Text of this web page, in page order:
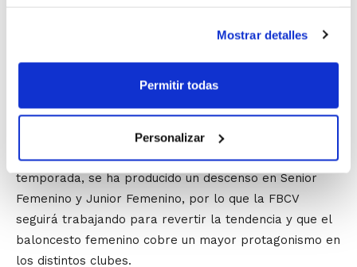
Mostrar detalles
Permitir todas
Personalizar
, poniendo a disposición de los
entidades.
A pesar del alto número de equipos inscritos para esta
temporada, se ha producido un descenso en Senior
Femenino y Junior Femenino, por lo que la FBCV
seguirá trabajando para revertir la tendencia y que el
baloncesto femenino cobre un mayor protagonismo en
los distintos clubes.